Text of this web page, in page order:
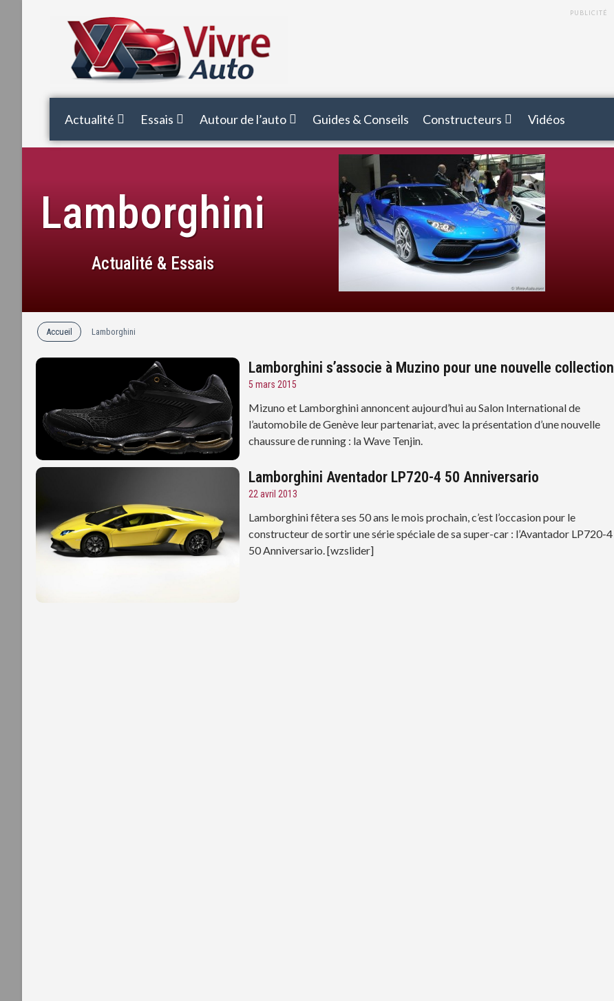
PUBLICITÉ
Actualité Essais Autour de l’auto Guides & Conseils Constructeurs Vidéos
Lamborghini
Actualité & Essais
Accueil Lamborghini
Lamborghini s’associe à Muzino pour une nouvelle collection
5 mars 2015
Mizuno et Lamborghini annoncent aujourd’hui au Salon International de
l’automobile de Genève leur partenariat, avec la présentation d’une nouvelle
chaussure de running : la Wave Tenjin.
Lamborghini Aventador LP720-4 50 Anniversario
22 avril 2013
Lamborghini fêtera ses 50 ans le mois prochain, c’est l’occasion pour le
constructeur de sortir une série spéciale de sa super-car : l’Avantador LP720-4
50 Anniversario. [wzslider]